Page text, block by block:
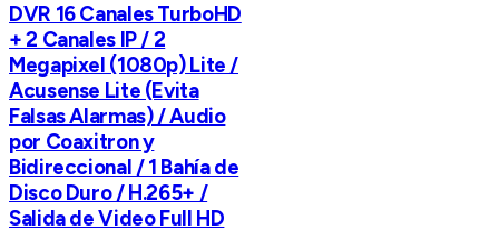
DVR 16 Canales TurboHD
+ 2 Canales IP / 2
Megapixel (1080p) Lite /
Acusense Lite (Evita
Falsas Alarmas) / Audio
por Coaxitron y
Bidireccional / 1 Bahía de
Disco Duro / H.265+ /
Salida de Video Full HD